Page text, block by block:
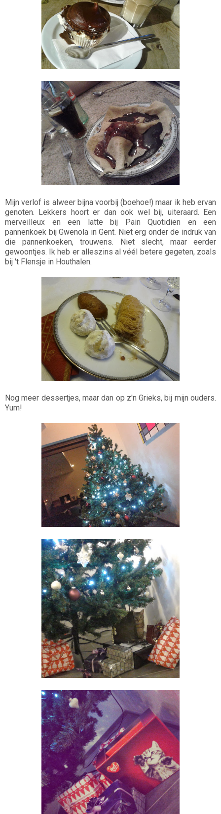
Mijn verlof is alweer bijna voorbij (boehoe!) maar ik heb ervan
genoten. Lekkers hoort er dan ook wel bij, uiteraard. Een
merveilleux en een latte bij Pain Quotidien en een
pannenkoek bij Gwenola in Gent. Niet erg onder de indruk van
die pannenkoeken, trouwens. Niet slecht, maar eerder
gewoontjes. Ik heb er alleszins al véél betere gegeten, zoals
bij 't Flensje in Houthalen.
Nog meer dessertjes, maar dan op z'n Grieks, bij mijn ouders.
Yum!